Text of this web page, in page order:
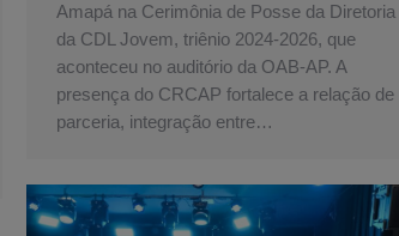
Amapá na Cerimônia de Posse da Diretoria
da CDL Jovem, triênio 2024-2026, que
aconteceu no auditório da OAB-AP. A
presença do CRCAP fortalece a relação de
parceria, integração entre…